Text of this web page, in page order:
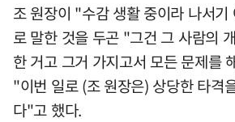
조 원장이 "수감 생활 중이라 나서기
로 말한 것을 두곤 "그건 그 사람의
한 거고 그거 가지고서 모든 문제를
"이번 일로 (조 원장은) 상당한 타격
다"고 했다.